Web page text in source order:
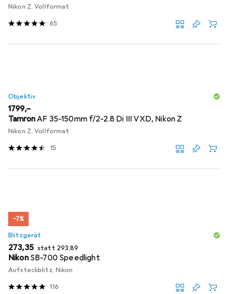
Nikon Z, Vollformat
65
Objektiv
EUR
1799,–
TamronAF 35-150mm f/2-2.8 Di III VXD, Nikon Z
Nikon Z, Vollformat
15
−7%
Blitzgerät
EUR
273,35 statt EUR
293,89
Nikon SB-700 Speedlight
Aufsteckblitz, Nikon
116